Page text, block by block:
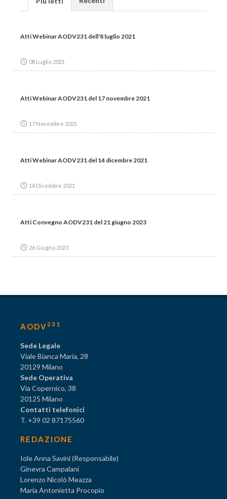
Atti Webinar AODV231 dell'8 luglio 2021
08 Luglio 2021
Atti Webinar AODV231 del 17 novembre 2021
17 Novembre 2021
Atti Webinar AODV231 del 14 dicembre 2021
14 Dicembre 2021
Atti Convegno AODV231 del 21 giugno 2023
26 Giugno 2023
AODV 231
Sede Legale
Viale Bianca Maria, 28
20129 Milano
Sede Operativa
Via Copernico, 38
20125 Milano
Contatti telefonici
T. +39 02 87175560
REDAZIONE
Iole Anna Savini (Responsabile)
Ginevra Campalani
Lorenzo Nicolò Meazza
Maria Antonietta Procopio